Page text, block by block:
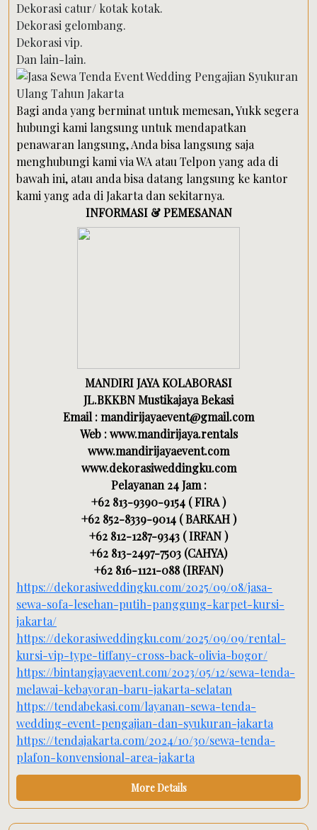
Dekorasi catur/ kotak kotak.
Dekorasi gelombang.
Dekorasi vip.
Dan lain-lain.
Bagi anda yang berminat untuk memesan, Yukk segera
hubungi kami langsung untuk mendapatkan
penawaran langsung, Anda bisa langsung saja
menghubungi kami via WA atau Telpon yang ada di
bawah ini, atau anda bisa datang langsung ke kantor
kami yang ada di Jakarta dan sekitarnya.
INFORMASI & PEMESANAN
MANDIRI JAYA KOLABORASI
JL.BKKBN Mustikajaya Bekasi
Email : mandirijayaevent@gmail.com
Web : www.mandirijaya.rentals
www.mandirijayaevent.com
www.dekorasiweddingku.com
Pelayanan 24 Jam :
+62 813-9390-9154 ( FIRA )
+62 852-8339-9014 ( BARKAH )
+62 812-1287-9343 ( IRFAN )
+62 813-2497-7503 (CAHYA)
+62 816-1121-088 (IRFAN)
https://dekorasiweddingku.com/2025/09/08/jasa-
sewa-sofa-lesehan-putih-panggung-karpet-kursi-
jakarta/
https://dekorasiweddingku.com/2025/09/09/rental-
kursi-vip-type-tiffany-cross-back-olivia-bogor/
https://bintangjayaevent.com/2023/05/12/sewa-tenda-
melawai-kebayoran-baru-jakarta-selatan
https://tendabekasi.com/layanan-sewa-tenda-
wedding-event-pengajian-dan-syukuran-jakarta
https://tendajakarta.com/2024/10/30/sewa-tenda-
plafon-konvensional-area-jakarta
More Details